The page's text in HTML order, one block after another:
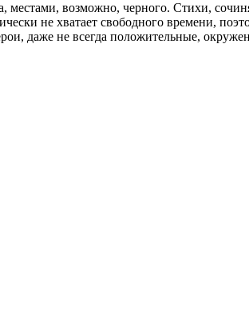
местами, возможно, черного. Стихи,
не хватает свободного времени,
даже не всегда положительные,